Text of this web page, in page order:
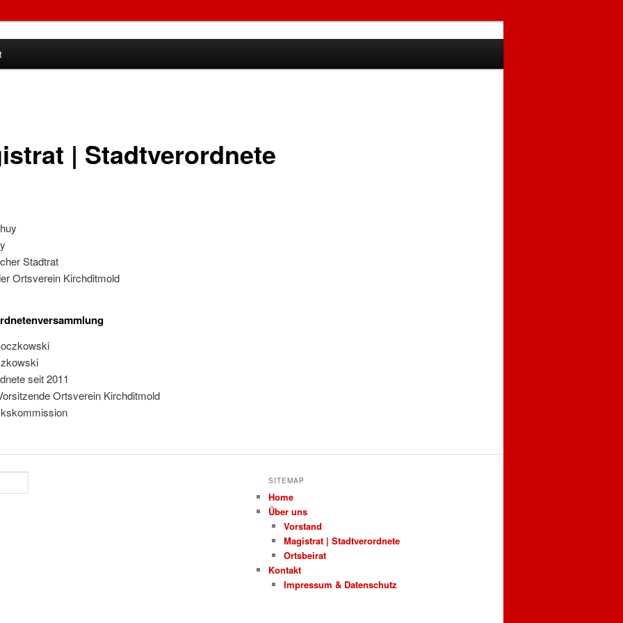
| Stadtverordnete
Stadtrat
Ortsverein Kirchditmold
seit 2011
Ortsverein Kirchditmold
SITEMAP
Home
Über uns
Vorstand
Magistrat | Stadtverordnete
Ortsbeirat
Kontakt
Impressum & Datenschutz